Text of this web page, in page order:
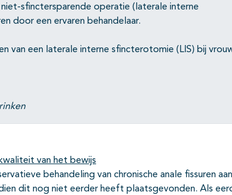
sfinctersparende operatie (laterale interne
door een ervaren behandelaar.
van een laterale interne sfincterotomie (LIS) bij
van het bewijs
behandeling van chronische anale fissuren
dit nog niet eerder heeft plaatsgevonden. Als